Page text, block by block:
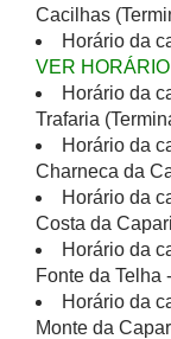
Cacilhas
Horário da
VER HORÁRIO
Horário da
Trafaria
Horário da
Charneca da
Horário da
Costa da
Horário da
Fonte da Telha -
Horário da
Monte da